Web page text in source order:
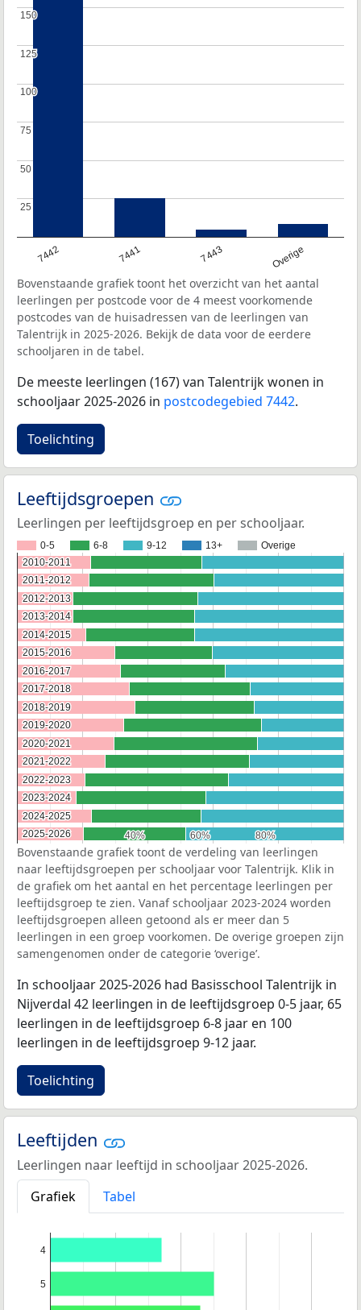
7442 7441 7443 Overige
25
25
50
50
75
75
100
100
125
125
150
150
Bovenstaande grafiek toont het overzicht van het aantal
leerlingen per postcode voor de 4 meest voorkomende
postcodes van de huisadressen van de leerlingen van
Talentrijk in 2025-2026. Bekijk de data voor de eerdere
schooljaren in de tabel.
De meeste leerlingen (167) van Talentrijk wonen in
schooljaar 2025-2026 in postcodegebied 7442.
Toelichting
Leeftijdsgroepen
Leerlingen per leeftijdsgroep en per schooljaar.
0-5 6-8 9-12 13+ Overige
40%
40% 60%
60% 80%
80%
2010-2011
2010-2011
2011-2012
2011-2012
2012-2013
2012-2013
2013-2014
2013-2014
2014-2015
2014-2015
2015-2016
2015-2016
2016-2017
2016-2017
2017-2018
2017-2018
2018-2019
2018-2019
2019-2020
2019-2020
2020-2021
2020-2021
2021-2022
2021-2022
2022-2023
2022-2023
2023-2024
2023-2024
2024-2025
2024-2025
2025-2026
2025-2026
Bovenstaande grafiek toont de verdeling van leerlingen
naar leeftijdsgroepen per schooljaar voor Talentrijk. Klik in
de grafiek om het aantal en het percentage leerlingen per
leeftijdsgroep te zien. Vanaf schooljaar 2023-2024 worden
leeftijdsgroepen alleen getoond als er meer dan 5
leerlingen in een groep voorkomen. De overige groepen zijn
samengenomen onder de categorie ‘overige’.
In schooljaar 2025-2026 had Basisschool Talentrijk in
Nijverdal 42 leerlingen in de leeftijdsgroep 0-5 jaar, 65
leerlingen in de leeftijdsgroep 6-8 jaar en 100
leerlingen in de leeftijdsgroep 9-12 jaar.
Toelichting
Leeftijden
Leerlingen naar leeftijd in schooljaar 2025-2026.
Grafiek
Tabel
4
5